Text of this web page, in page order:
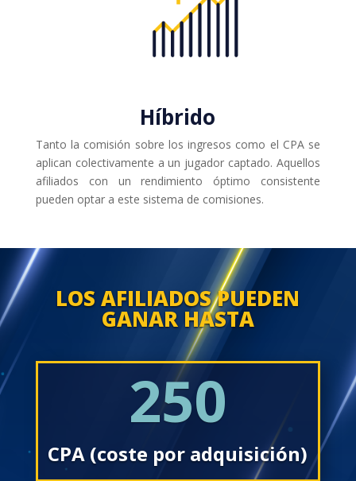
Híbrido
Tanto la comisión sobre los ingresos como el CPA se
aplican colectivamente a un jugador captado. Aquellos
afiliados con un rendimiento óptimo consistente
pueden optar a este sistema de comisiones.
LOS AFILIADOS PUEDEN
GANAR HASTA
250
CPA (coste por adquisición)